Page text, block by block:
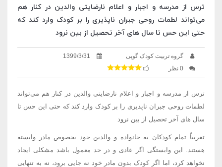
ترس از مدرسه و اجبار و اعلام نارضایتی والدین در کنار هم
می‌تواند لطمات روحی جبران ناپذیری را بر کودک وارد کند که
حتی این حس تا سال های آخر تحصیل از بین نرود
گروه تربیت کودک گوپی
1399/3/31
0 نظر
ترس از مدرسه و اجبار و اعلام نارضایتی والدین در کنار هم می‌تواند
لطمات روحی جبران ناپذیری را بر کودک وارد کند که حتی این حس تا
سال های آخر تحصیل از بین نرود
تقریباً تمام کودکان به خانواده و والدین خود بخصوص مادر وابسته
هستند. این وابستگی اگر عادی و در حد معمول باشد مشکلی ایجاد
نخواهد کرد، اما اگر کودک بدون مادر خود نه جایی برود، نه به تنهایی